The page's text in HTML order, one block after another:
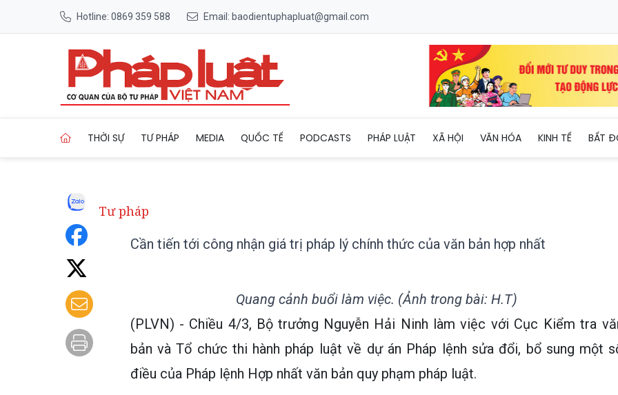
Hotline: 0869 359 588 Email: baodientuphapluat@gmail.com
THỜI SỰ TƯ PHÁP MEDIA QUỐC TẾ PODCASTS PHÁP LUẬT XÃ HỘI VĂN HÓA KINH TẾ BẤT
Tư pháp
Cần tiến tới công nhận giá trị pháp lý chính thức của văn bản hợp nhất
Quang cảnh buổi làm việc. (Ảnh trong bài: H.T)
(PLVN) - Chiều 4/3, Bộ trưởng Nguyễn Hải Ninh làm việc với Cục Kiểm tra
bản và Tổ chức thi hành pháp luật về dự án Pháp lệnh sửa đổi, bổ sung một
điều của Pháp lệnh Hợp nhất văn bản quy phạm pháp luật.